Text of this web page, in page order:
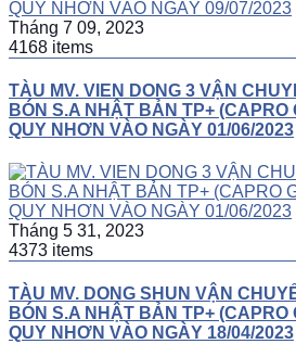
Tháng 7 09, 2023
4168 items
TÀU MV. VIEN DONG 3 VẬN
BÓN S.A NHẬT BẢN TP+
QUY NHƠN VÀO NGÀY 01/06/2023
Tháng 5 31, 2023
4373 items
TÀU MV. DONG SHUN VẬN
BÓN S.A NHẬT BẢN TP+
QUY NHƠN VÀO NGÀY 18/04/2023